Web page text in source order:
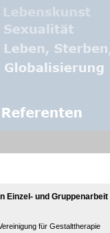
Einzel- und Gruppenarbeit
für Gestalttherapie